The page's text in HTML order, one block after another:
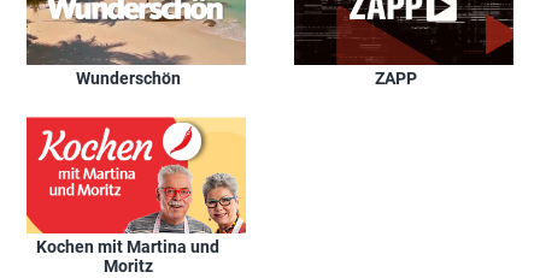
Wunderschön ZAPP
Kochen mit Martina und
Moritz